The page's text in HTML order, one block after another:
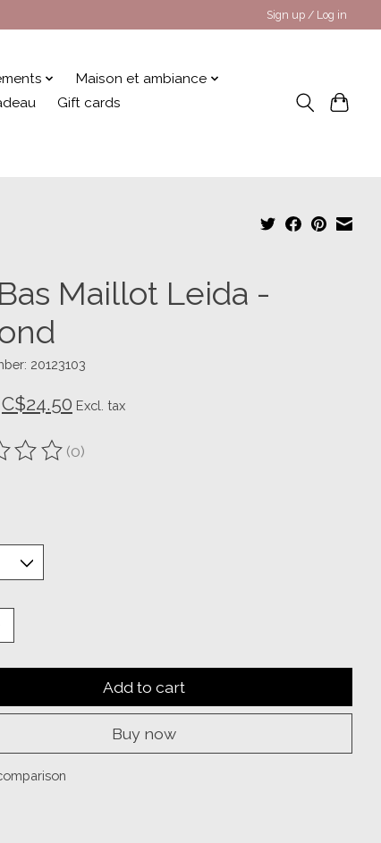
Sign up / Log in
Maison et ambiance
Gift cards
Maillot Leida -
20123103
C$24.50 Excl. tax
of this product is
(0)
Add to cart
Buy now